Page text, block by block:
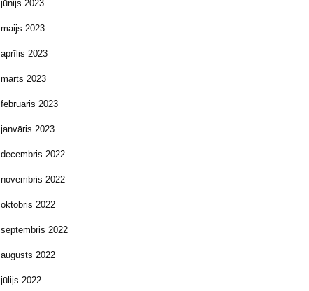
jūnijs 2023
maijs 2023
aprīlis 2023
marts 2023
februāris 2023
janvāris 2023
decembris 2022
novembris 2022
oktobris 2022
septembris 2022
augusts 2022
jūlijs 2022